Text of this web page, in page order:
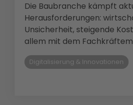
Die Baubranche kämpft
Herausforderungen:
Unsicherheit, steigende
allem mit dem
Digitalisierung & Innovationen